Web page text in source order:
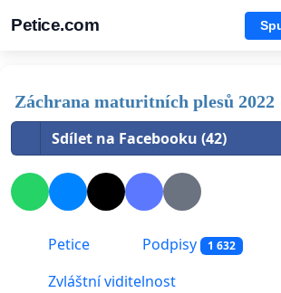
Petice.com
Záchrana maturitních plesů 2022
Sdílet na Facebooku (42)
Petice Podpisy 1 632
Zvláštní viditelnost